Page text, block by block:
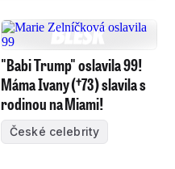
"Babi Trump" oslavila 99!
Máma Ivany (†73) slavila s
rodinou na Miami!
České celebrity